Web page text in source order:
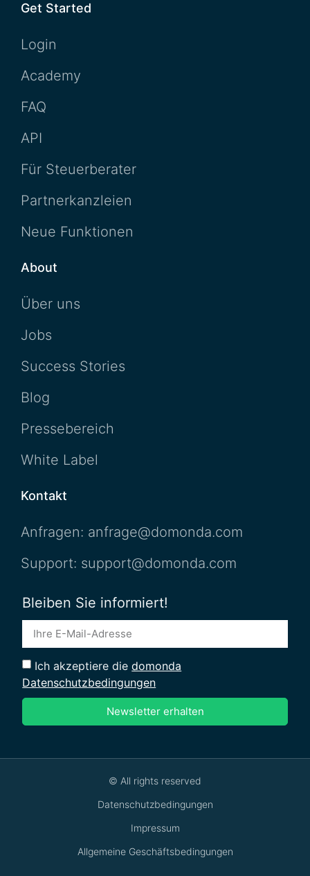
Get Started
Login
Academy
FAQ
API
Für Steuerberater
Partnerkanzleien
Neue Funktionen
About
Über uns
Jobs
Success Stories
Blog
Pressebereich
White Label
Kontakt
Anfragen: anfrage@domonda.com
Support: support@domonda.com
Bleiben Sie informiert!
Ich akzeptiere diedomonda
Datenschutzbedingungen
Newsletter erhalten
© All rights reserved
Datenschutzbedingungen
Impressum
Allgemeine Geschäftsbedingungen